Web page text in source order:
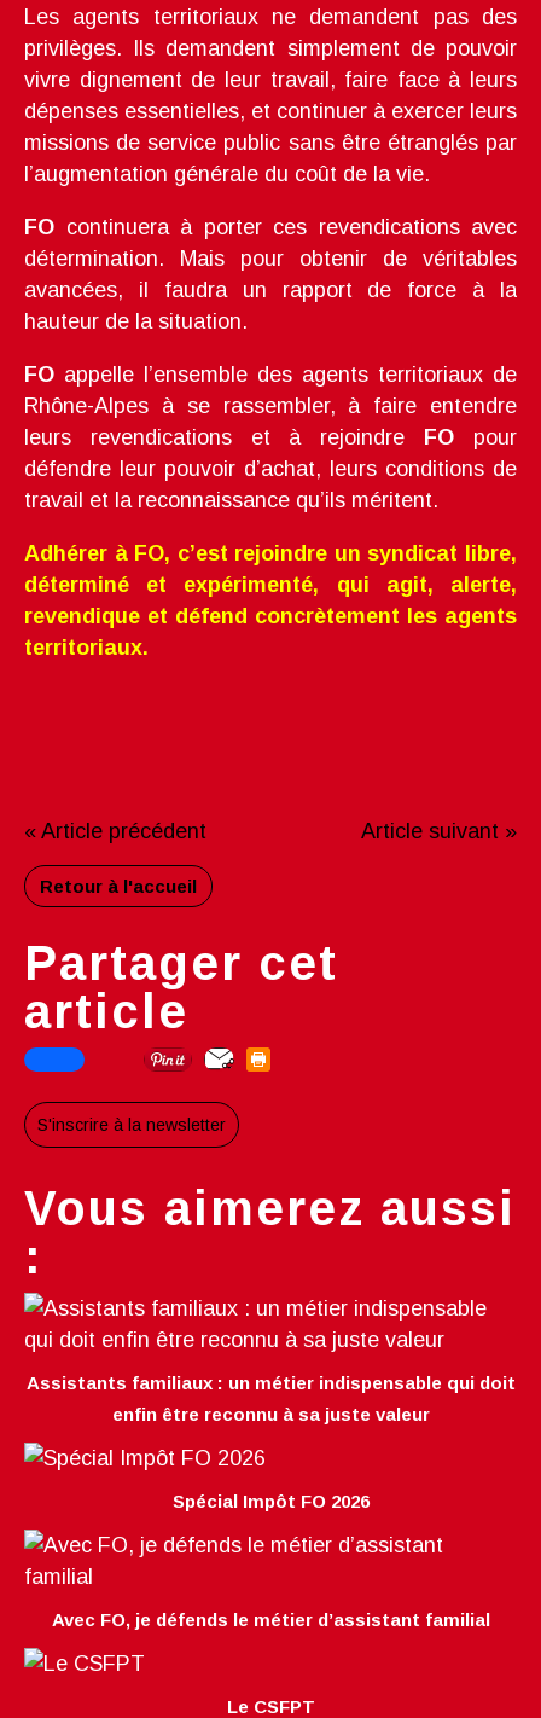
Les agents territoriaux ne demandent pas des
privilèges. Ils demandent simplement de pouvoir
vivre dignement de leur travail, faire face à leurs
dépenses essentielles, et continuer à exercer leurs
missions de service public sans être étranglés par
l’augmentation générale du coût de la vie.
FO continuera à porter ces revendications avec
détermination. Mais pour obtenir de véritables
avancées, il faudra un rapport de force à la
hauteur de la situation.
FO appelle l’ensemble des agents territoriaux de
Rhône-Alpes à se rassembler, à faire entendre
leurs revendications et à rejoindre
FO pour
défendre leur pouvoir d’achat, leurs conditions de
travail et la reconnaissance qu’ils méritent.
Adhérer à FO, c’est rejoindre un syndicat libre,
déterminé et expérimenté, qui agit, alerte,
revendique et défend concrètement les agents
territoriaux.
« Article précédent Article suivant »
Retour à l'accueil
Partager cet
article
S'inscrire à la newsletter
Vous aimerez aussi
:
Assistants familiaux : un métier indispensable qui doit
enfin être reconnu à sa juste valeur
Spécial Impôt FO 2026
Avec FO, je défends le métier d’assistant familial
Le CSFPT